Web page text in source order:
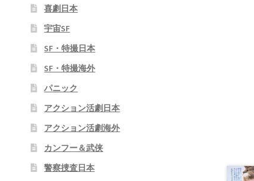
喜劇日本
宇宙SF
SF・特撮日本
SF・特撮海外
パニック
アクション活劇日本
アクション活劇海外
カンフー＆武侠
警察捜査日本